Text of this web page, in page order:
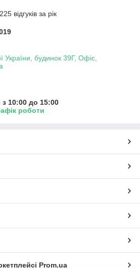
відгуків за рік
України, будинок 39Г, Офіс,
10:00 до 15:00
роботи
Prom.ua